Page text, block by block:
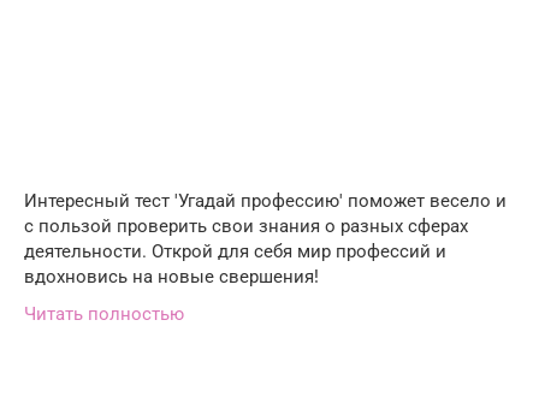
Интересный тест 'Угадай профессию' поможет весело и
с пользой проверить свои знания о разных сферах
деятельности. Открой для себя мир профессий и
вдохновись на новые свершения!
Читать полностью